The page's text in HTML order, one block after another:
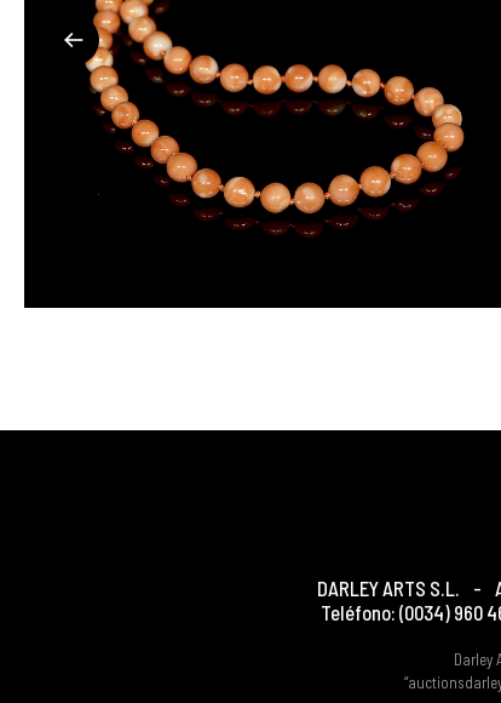
DARLEY ARTS S.L. -
Teléfono: (0034) 960
Darley